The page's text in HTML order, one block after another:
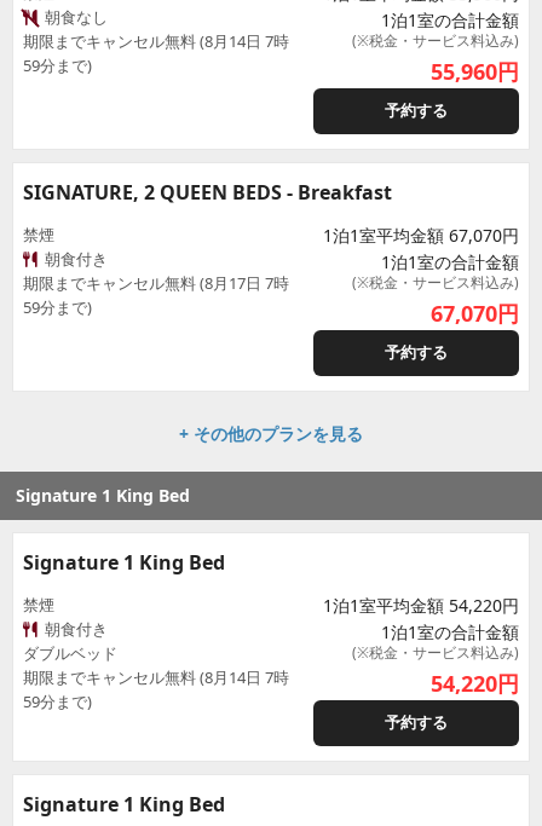
朝食なし
期限までキャンセル無料 (8月14日 7時
59分まで)
1泊1室の合計金額
(※税金・サービス料込み)
55,960円
予約する
SIGNATURE, 2 QUEEN BEDS - Breakfast
禁煙
朝食付き
期限までキャンセル無料 (8月17日 7時
59分まで)
1泊1室平均金額 67,070円
1泊1室の合計金額
(※税金・サービス料込み)
67,070円
予約する
+ その他のプランを見る
Signature 1 King Bed
Signature 1 King Bed
禁煙
朝食付き
ダブルベッド
期限までキャンセル無料 (8月14日 7時
59分まで)
1泊1室平均金額 54,220円
1泊1室の合計金額
(※税金・サービス料込み)
54,220円
予約する
Signature 1 King Bed